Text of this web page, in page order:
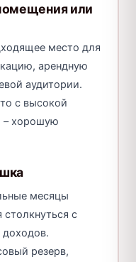
или
место для
арендную
аудитории.
с высокой
– хорошую
месяцы
с
доходов.
резерв,